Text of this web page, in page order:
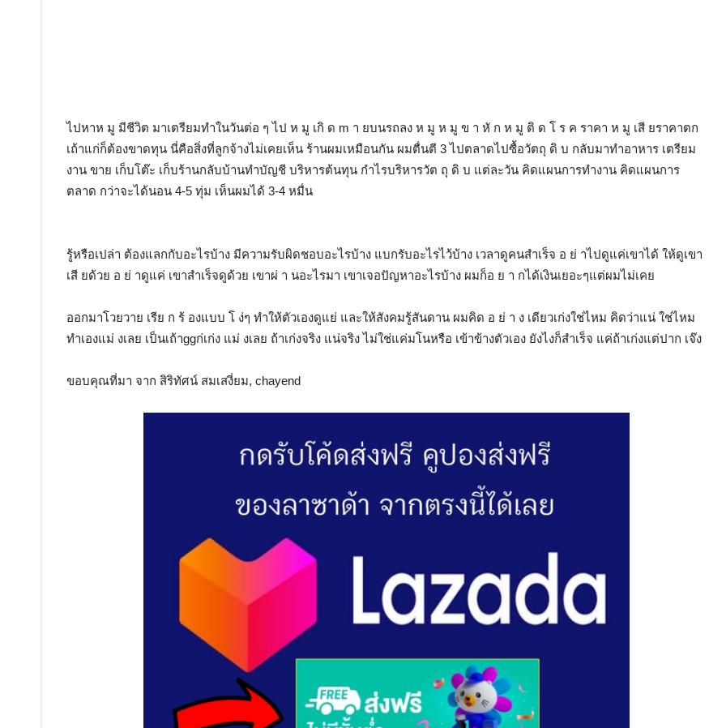
ไปหาห มู มีชีวิต มาเตรียมทำในวันต่อ ๆ ไป ห มู เกิ ด m า ยบนรถลง ห มู ห มู ข า หั ก ห มู ติ ด โ ร ค ราคา ห มู เสี ยราคาตก
เถ้าแก่ก็ต้องขาดทุน นี่คือสิ่งที่ลูกจ้างไม่เคยเห็น ร้านผมเหมือนกัน ผมตื่นตี 3 ไปตลาดไปซื้อวัตถุ ดิ บ กลับมาทำอาหาร เตรียม
งาน ขาย เก็บโต๊ะ เก็บร้านกลับบ้านทำบัญชี บริหารต้นทุน กำไรบริหารวัต ถุ ดิ บ แต่ละวัน คิดแผนการทำงาน คิดแผนการ
ตลาด กว่าจะได้นอน 4-5 ทุ่ม เห็นผมได้ 3-4 หมื่น
รู้หรือเปล่า ต้องแลกกับอะไรบ้าง มีความรับผิดชอบอะไรบ้าง แบกรับอะไรไว้บ้าง เวลาดูคนสำเร็จ อ ย่ าไปดูแค่เขาได้ ให้ดูเขา
เสี ยด้วย อ ย่ าดูแค่ เขาสำเร็จดูด้วย เขาผ่ า นอะไรมา เขาเจอปัญหาอะไรบ้าง ผมก็อ ย า กได้เงินเยอะๆแต่ผมไม่เคย
ออกมาโวยวาย เรีย ก ร้ องแบบ โ ง่ๆ ทำให้ตัวเองดูแย่ และให้สังคมรู้สันดาน ผมคิด อ ย่ า ง เดียวเก่งใช่ไหม คิดว่าแน่ ใช่ไหม
ทำเองแม่ งเลย เป็นเถ้าggก่เก่ง แม่ งเลย ถ้าเก่งจริง แน่จริง ไม่ใช่แค่มโนหรือ เข้าข้างตัวเอง ยังไงก็สำเร็จ แค่ถ้าเก่งแต่ปาก เจ๊ง
ขอบคุณที่มา จาก สิริทัศน์ สมเสงี่ยม, chayend